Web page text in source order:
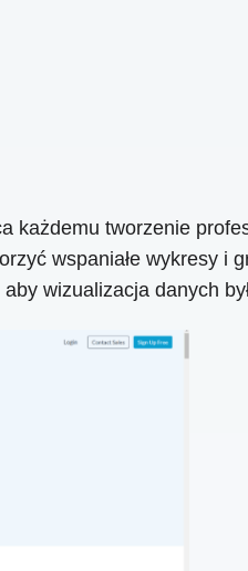
każdemu tworzenie
wspaniałe wykresy i
wizualizacja danych